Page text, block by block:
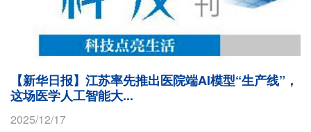
【新华日报】江苏率先推出医院端AI模型“生产线”，
这场医学人工智能大...
2025/12/17